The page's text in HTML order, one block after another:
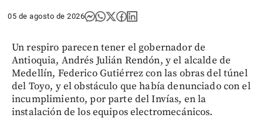
05 de agosto de 2026
Un respiro parecen tener el gobernador de
Antioquia, Andrés Julián Rendón, y el alcalde de
Medellín, Federico Gutiérrez con las obras del túnel
del Toyo, y el obstáculo que había denunciado con el
incumplimiento, por parte del Invías, en la
instalación de los equipos electromecánicos.